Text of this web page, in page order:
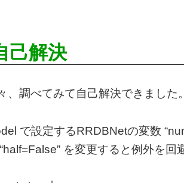
己解決
、調べてみて自己解決できました。
で設定するRRDBNetの変数
を変更すると例外を回